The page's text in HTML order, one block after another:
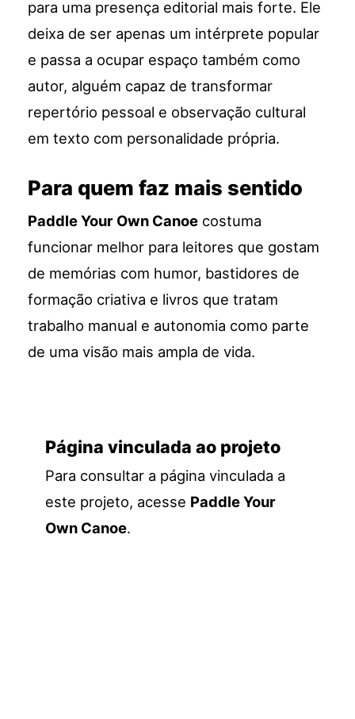
para uma presença editorial mais forte. Ele
deixa de ser apenas um intérprete popular
e passa a ocupar espaço também como
autor, alguém capaz de transformar
repertório pessoal e observação cultural
em texto com personalidade própria.
Para quem faz mais sentido
Paddle Your Own Canoe costuma
funcionar melhor para leitores que gostam
de memórias com humor, bastidores de
formação criativa e livros que tratam
trabalho manual e autonomia como parte
de uma visão mais ampla de vida.
Página vinculada ao projeto
Para consultar a página vinculada a
este projeto, acesse Paddle Your
Own Canoe.